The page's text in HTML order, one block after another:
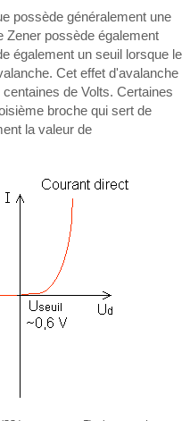
possède généralement une
Zener possède également
également un seuil lorsque le
Cet effet d'avalanche
de Volts. Certaines
broche qui sert de
la valeur de